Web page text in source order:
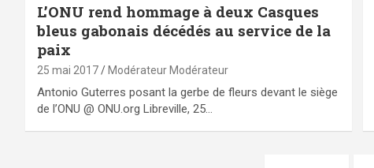
L’ONU rend hommage à deux Casques
bleus gabonais décédés au service de la
paix
25 mai 2017 Modérateur Modérateur
Antonio Guterres posant la gerbe de fleurs devant le siège
de l’ONU @ ONU.org Libreville, 25…